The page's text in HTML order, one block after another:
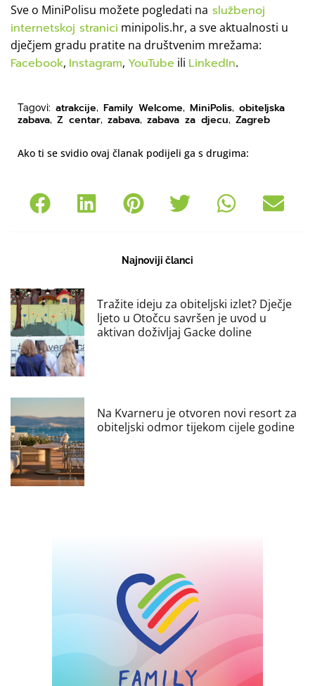
Sve o MiniPolisu možete pogledati na službenoj
internetskoj stranici minipolis.hr, a sve aktualnosti u
dječjem gradu pratite na društvenim mrežama:
Facebook, Instagram, YouTube ili LinkedIn.
Tagovi: atrakcije, Family Welcome, MiniPolis, obiteljska
zabava, Z centar, zabava, zabava za djecu, Zagreb
Ako ti se svidio ovaj članak podijeli ga s drugima:
Najnoviji članci
Tražite ideju za obiteljski izlet? Dječje
ljeto u Otočcu savršen je uvod u
aktivan doživljaj Gacke doline
Na Kvarneru je otvoren novi resort za
obiteljski odmor tijekom cijele godine